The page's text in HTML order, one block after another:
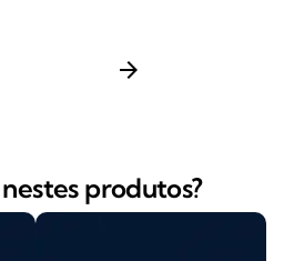
arrow_forward
produtos?